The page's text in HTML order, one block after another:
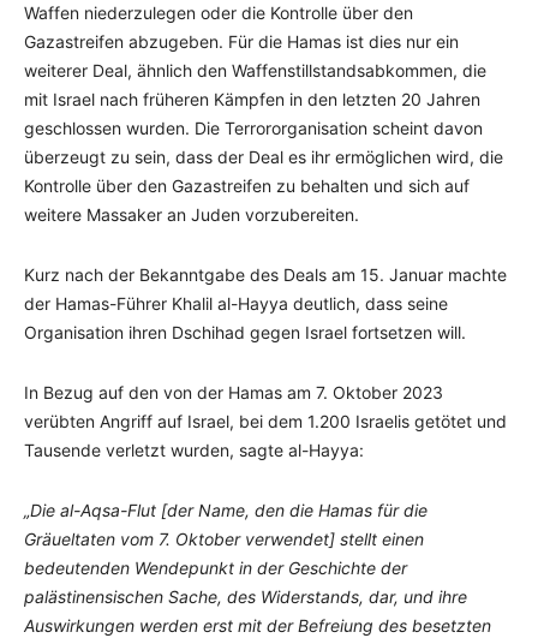
Waffen niederzulegen oder die Kontrolle über den
Gazastreifen abzugeben. Für die Hamas ist dies nur ein
weiterer Deal, ähnlich den Waffenstillstandsabkommen, die
mit Israel nach früheren Kämpfen in den letzten 20 Jahren
geschlossen wurden. Die Terrororganisation scheint davon
überzeugt zu sein, dass der Deal es ihr ermöglichen wird, die
Kontrolle über den Gazastreifen zu behalten und sich auf
weitere Massaker an Juden vorzubereiten.
Kurz nach der Bekanntgabe des Deals am 15. Januar machte
der Hamas-Führer Khalil al-Hayya deutlich, dass seine
Organisation ihren Dschihad gegen Israel fortsetzen will.
In Bezug auf den von der Hamas am 7. Oktober 2023
verübten Angriff auf Israel, bei dem 1.200 Israelis getötet und
Tausende verletzt wurden, sagte al-Hayya:
„Die al-Aqsa-Flut [der Name, den die Hamas für die
Gräueltaten vom 7. Oktober verwendet] stellt einen
bedeutenden Wendepunkt in der Geschichte der
palästinensischen Sache, des Widerstands, dar, und ihre
Auswirkungen werden erst mit der Befreiung des besetzten